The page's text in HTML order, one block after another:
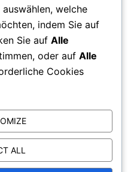
Generator.de
welche
indem Sie auf
Sie auf Alle
oder auf Alle
Cookies
ALL